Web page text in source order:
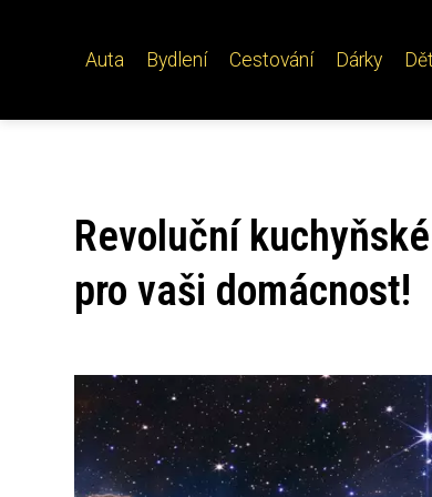
Auta Bydlení Cestování Dárky
Revoluční
pro vaši domácnost!